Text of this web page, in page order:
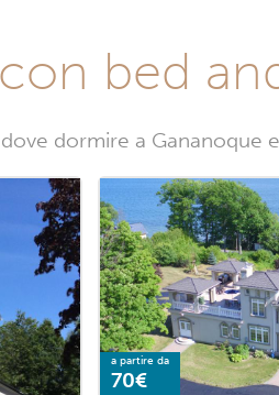
bed
dormire a Gananoque
a partire da
70€